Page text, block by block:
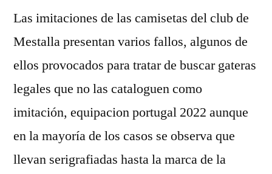
Las imitaciones de las camisetas del club de
Mestalla presentan varios fallos, algunos de
ellos provocados para tratar de buscar gateras
legales que no las cataloguen como
imitación, equipacion portugal 2022 aunque
en la mayoría de los casos se observa que
llevan serigrafiadas hasta la marca de la